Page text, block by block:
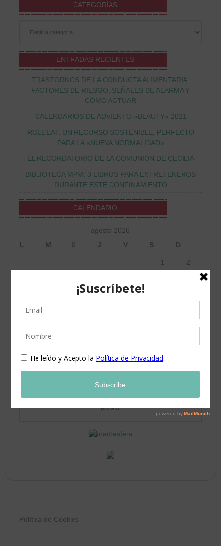
CATEGORÍAS
ENTRADAS RECIENTES
TRASTORNOS DE LA CONDUCTA ALIMENTARIA:
FACTORES DE RIESGO, SEÑALES DE ALARMA Y
CÓMO ACTUAR
CALENDARIOS DE ADVIENTO «BEAUTY» 2021
ROLL’EAT, UN RECURSO SOSTENIBLE, PERFECTO
PARA LA «NUEVA NORMALIDAD»
EL RECORDATORIO DE LA COMUNIÓN DE CECILIA
BIBLIOTECA MPM: 3 LIBROS PARA ENTRETENEROS
DURANTE ESTE CONFINAMIENTO
CALENDARIO
agosto 2026
L
M X J V S D
1 2
5
10 11 12 13 14 15 16
24 25 26 27 28 29 30
Política de Cookies